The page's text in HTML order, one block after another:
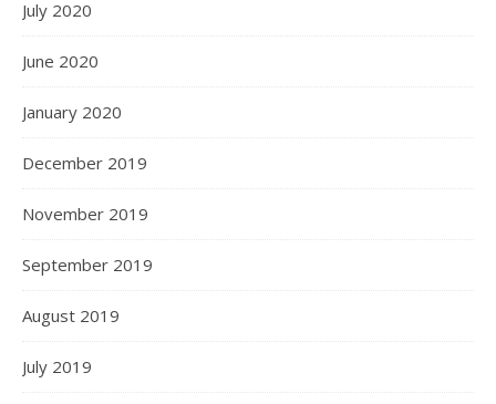
July 2020
June 2020
January 2020
December 2019
November 2019
September 2019
August 2019
July 2019